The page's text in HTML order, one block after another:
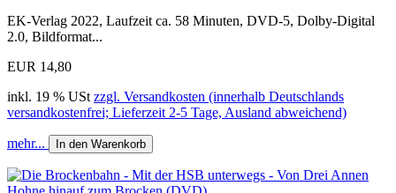
EK-Verlag 2022, Laufzeit ca. 58 Minuten, DVD-5, Dolby-Digital
2.0, Bildformat...
EUR 14,80
inkl. 19 % USt zzgl. Versandkosten (innerhalb Deutschlands
versandkostenfrei; Lieferzeit 2-5 Tage, Ausland abweichend)
mehr... In den Warenkorb